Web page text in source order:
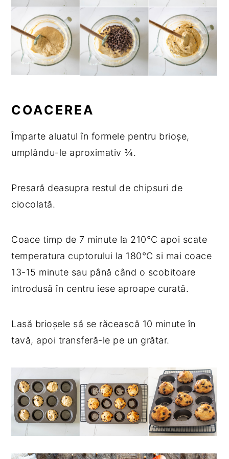
COACEREA
Împarte aluatul în formele pentru brioșe,
umplându-le aproximativ ¾.
Presară deasupra restul de chipsuri de
ciocolată.
Coace timp de 7 minute la 210°C apoi scate
temperatura cuptorului la 180°C si mai coace
13-15 minute sau până când o scobitoare
introdusă în centru iese aproape curată.
Lasă brioșele să se răcească 10 minute în
tavă, apoi transferă-le pe un grătar.